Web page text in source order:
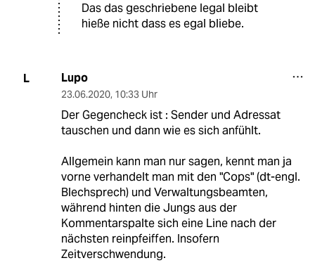
Das das geschriebene legal bleibt
hieße nicht dass es egal bliebe.
L Lupo
23.06.2020, 10:33 Uhr
Der Gegencheck ist : Sender und Adressat
tauschen und dann wie es sich anfühlt.
Allgemein kann man nur sagen, kennt man ja
vorne verhandelt man mit den "Cops" (dt-engl.
Blechsprech) und Verwaltungsbeamten,
während hinten die Jungs aus der
Kommentarspalte sich eine Line nach der
nächsten reinpfeiffen. Insofern
Zeitverschwendung.